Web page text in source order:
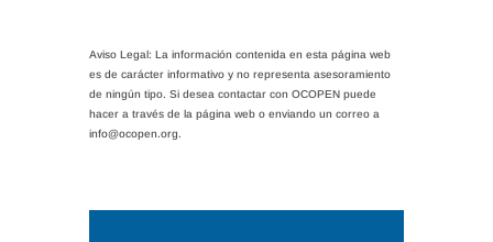
Aviso Legal: La información contenida en esta página web
es de carácter informativo y no representa asesoramiento
de ningún tipo. Si desea contactar con OCOPEN puede
hacer a través de la página web o enviando un correo a
info@ocopen.org.